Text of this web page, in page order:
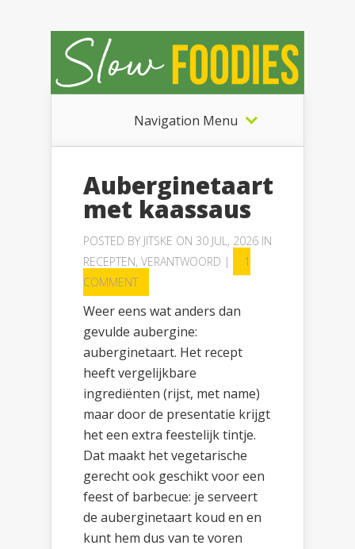
Navigation Menu
Auberginetaart
met kaassaus
POSTED BY JITSKE ON 30 JUL, 2026 IN
RECEPTEN, VERANTWOORD |
1
COMMENT
Weer eens wat anders dan
gevulde aubergine:
auberginetaart. Het recept
heeft vergelijkbare
ingrediënten (rijst, met name)
maar door de presentatie krijgt
het een extra feestelijk tintje.
Dat maakt het vegetarische
gerecht ook geschikt voor een
feest of barbecue: je serveert
de auberginetaart koud en en
kunt hem dus van te voren